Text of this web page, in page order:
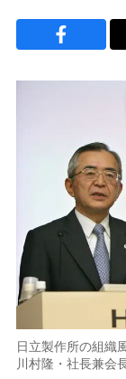
日立製作所の組織
川村隆・社長兼会